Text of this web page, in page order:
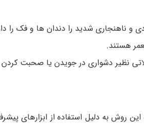
و ناهنجاری شدید را دندان ها و فک را
هستند.
نظیر دشواری در جویدن یا صحبت کردن
به دلیل استفاده از ابزارهای